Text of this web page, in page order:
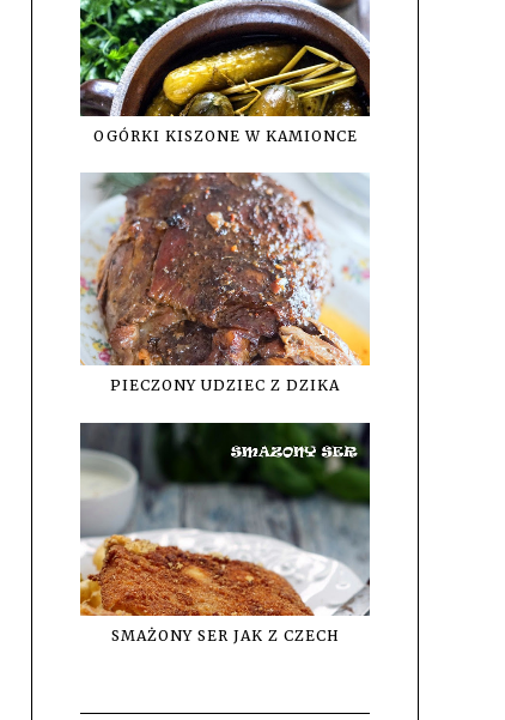
OGÓRKI KISZONE W KAMIONCE
PIECZONY UDZIEC Z DZIKA
SMAŻONY SER JAK Z CZECH